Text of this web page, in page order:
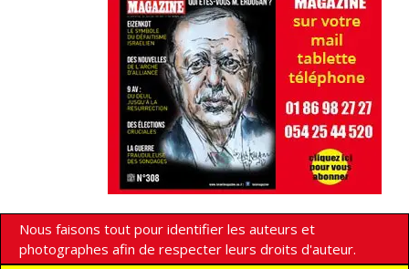
Nous faisons tout pour identifier les auteurs et
photographes afin de respecter leurs droits d'auteur.